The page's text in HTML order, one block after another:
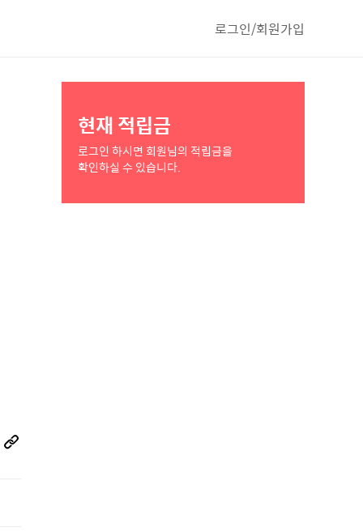
로그인/회원가입
현재 적립금
로그인 하시면 회원님의 적립금을
확인하실 수 있습니다.